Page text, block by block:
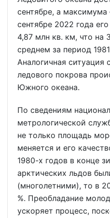
сентябре, а максимума
сентябре 2022 года
4,87 млн кв. км, что на
среднем за период
Аналогичная ситуация
ледового покрова
Южного океана.
По сведениям
метрологической
не только площадь
меняется и его
1980-х годов в конце
арктических льдов
(многолетними), то в
%. Преобладание
ускоряет процесс,